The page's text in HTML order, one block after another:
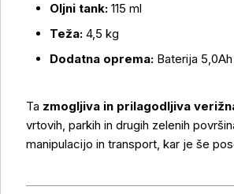
Oljni tank: 115 ml
Teža: 4,5 kg
Dodatna oprema: Baterija
Ta zmogljiva in prilagodljiva
vrtovih, parkih in drugih zelenih
manipulacijo in transport, kar je še